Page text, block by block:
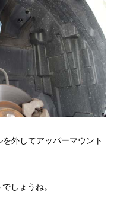
外してアッパーマウント
しょうね。